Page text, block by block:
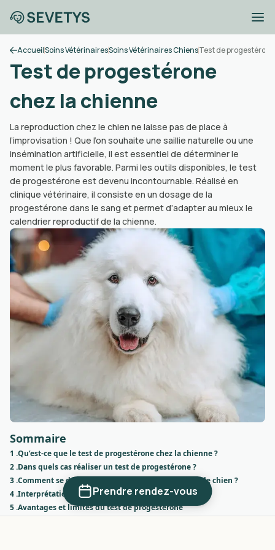
Prendre rendez-vous
AccueilSoins VétérinairesSoins Vétérinaires ChiensTest de
Test de progestérone
chez la chienne
La reproduction chez le chien ne laisse pas de place à
l’improvisation ! Que l’on souhaite une saillie naturelle ou une
insémination artificielle, il est essentiel de déterminer le
moment le plus favorable. Parmi les outils disponibles, le test
de progestérone est devenu incontournable. Réalisé en
clinique vétérinaire, il consiste en un dosage de la
progestérone dans le sang et permet d’adapter au mieux le
calendrier reproductif de la chienne.
Sommaire
1 .Qu’est-ce que le test de progestérone chez la chienne ?
2 .Dans quels cas réaliser un test de progestérone ?
3 .Comment se déroule un test de progestérone chez le chien ?
4 .Interprétation des résultats du test de progestérone
5 .Avantages et limites du test de progestérone